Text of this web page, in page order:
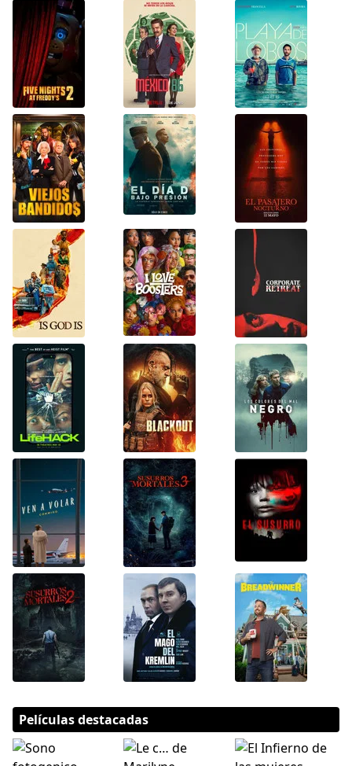
Películas destacadas